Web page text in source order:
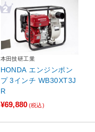
本田技研工業
HONDA エンジンポン
プ 3インチ WB30XT3J
R
¥69,880 (税込)